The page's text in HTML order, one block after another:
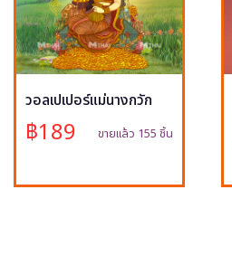
วอลเปเปอร์แม่นางกวัก
฿189 ขายแล้ว 155 ชิ้น